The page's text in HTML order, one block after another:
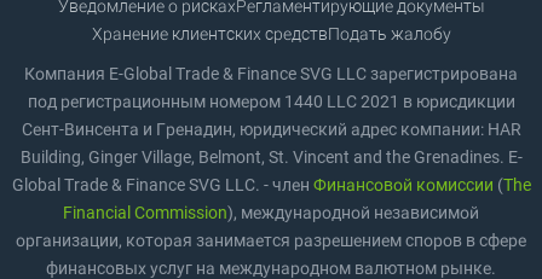
Уведомление о рискахРегламентирующие документы
Хранение клиентских средствПодать жалобу
Компания E-Global Trade & Finance SVG LLC зарегистрирована
под регистрационным номером 1440 LLC 2021 в юрисдикции
Сент-Винсента и Гренадин, юридический адрес компании: HAR
Building, Ginger Village, Belmont, St. Vincent and the Grenadines. E-
Global Trade & Finance SVG LLC. - член Финансовой комиссии (The
Financial Commission), международной независимой
организации, которая занимается разрешением споров в сфере
финансовых услуг на международном валютном рынке.